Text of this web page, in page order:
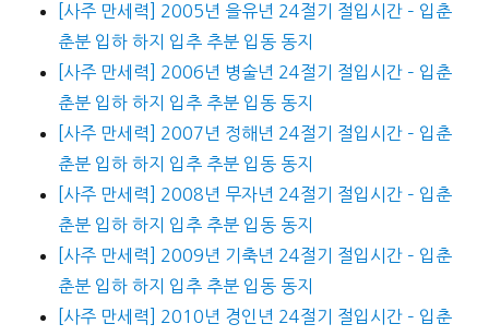
[사주 만세력] 2005년 을유년 24절기 절입시간 – 입춘
춘분 입하 하지 입추 추분 입동 동지
[사주 만세력] 2006년 병술년 24절기 절입시간 – 입춘
춘분 입하 하지 입추 추분 입동 동지
[사주 만세력] 2007년 정해년 24절기 절입시간 – 입춘
춘분 입하 하지 입추 추분 입동 동지
[사주 만세력] 2008년 무자년 24절기 절입시간 – 입춘
춘분 입하 하지 입추 추분 입동 동지
[사주 만세력] 2009년 기축년 24절기 절입시간 – 입춘
춘분 입하 하지 입추 추분 입동 동지
[사주 만세력] 2010년 경인년 24절기 절입시간 – 입춘